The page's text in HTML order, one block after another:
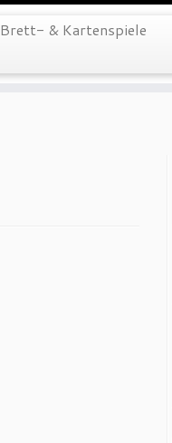
Brett- & Kartenspiele